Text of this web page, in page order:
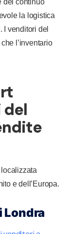
la logistica
I venditori del
l’inventario
del
e dell’Europa.
Londra